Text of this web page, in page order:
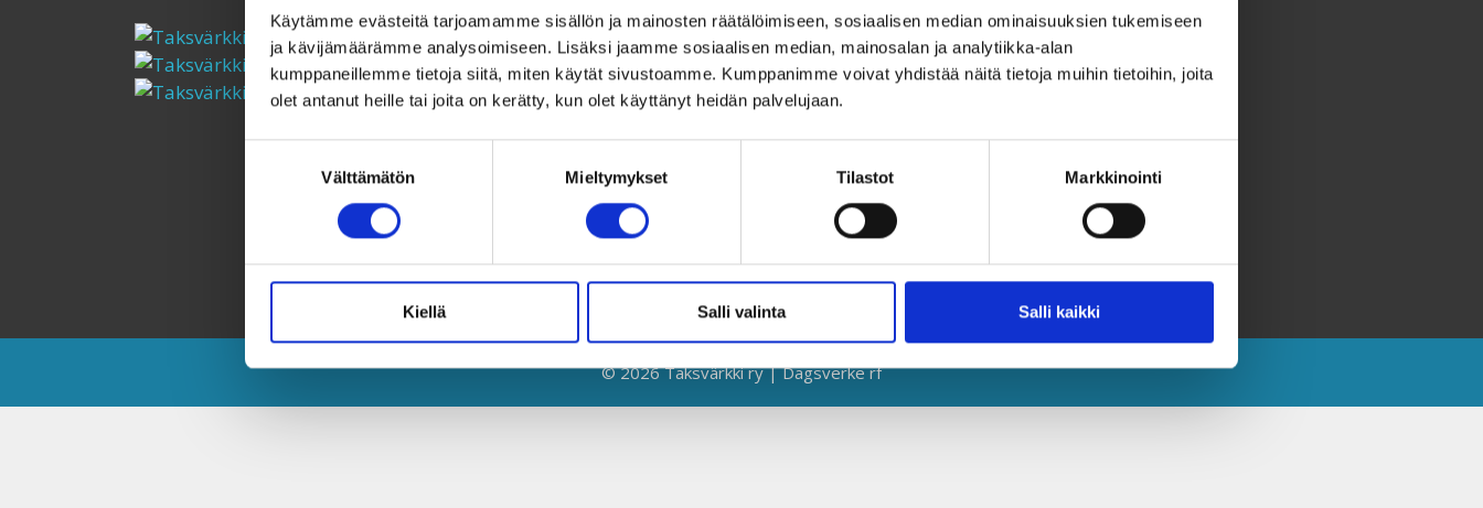
Käytämme evästeitä tarjoamamme sisällön ja mainosten räätälöimiseen, sosiaalisen median ominaisuuksien tukemiseen
ja kävijämäärämme analysoimiseen. Lisäksi jaamme sosiaalisen median, mainosalan ja analytiikka-alan
kumppaneillemme tietoja siitä, miten käytät sivustoamme. Kumppanimme voivat yhdistää näitä tietoja muihin tietoihin, joita
olet antanut heille tai joita on kerätty, kun olet käyttänyt heidän palvelujaan.
Välttämätön Mieltymykset Tilastot Markkinointi
Kiellä Salli valinta Salli kaikki
Globaalikeskus
00530 Helsinki
050 341 5507
taksvarkki@taksvarkki.fi
Yhteystiedot
Lahjoita
Saavutettavuusseloste
Taksvärkkikeräys selkokielellä
Taksvärkki selkokielellä
Evästeet
© 2026 Taksvärkki ry | Dagsverke rf